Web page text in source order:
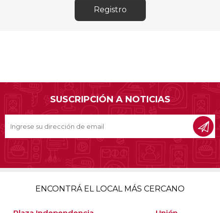
SUSCRIPCIÓN A NOTICIAS
ENCONTRÁ EL LOCAL MÁS CERCANO